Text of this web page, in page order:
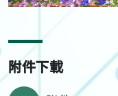
附件下載